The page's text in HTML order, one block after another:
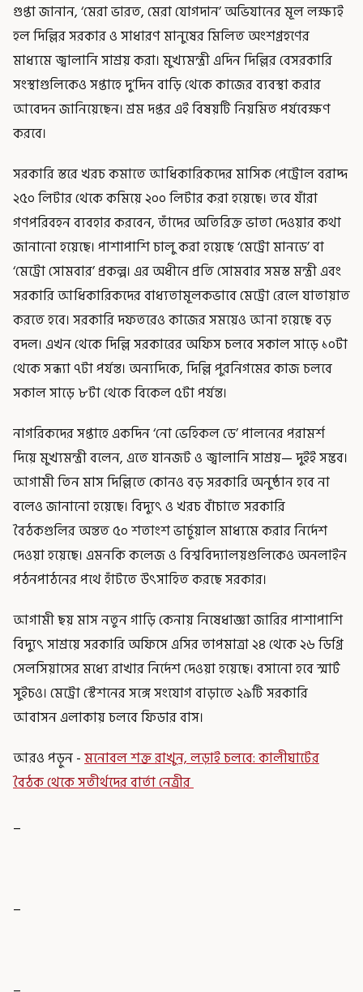
গুপ্তা জানান, ‘মেরা ভারত, মেরা যোগদান’ অভিযানের মূল লক্ষ্যই
হল দিল্লির সরকার ও সাধারণ মানুষের মিলিত অংশগ্রহণের
মাধ্যমে জ্বালানি সাশ্রয় করা। মুখ্যমন্ত্রী এদিন দিল্লির বেসরকারি
সংস্থাগুলিকেও সপ্তাহে দু’দিন বাড়ি থেকে কাজের ব্যবস্থা করার
আবেদন জানিয়েছেন। শ্রম দপ্তর এই বিষয়টি নিয়মিত পর্যবেক্ষণ
করবে।
সরকারি স্তরে খরচ কমাতে আধিকারিকদের মাসিক পেট্রোল বরাদ্দ
২৫০ লিটার থেকে কমিয়ে ২০০ লিটার করা হয়েছে। তবে যাঁরা
গণপরিবহন ব্যবহার করবেন, তাঁদের অতিরিক্ত ভাতা দেওয়ার কথা
জানানো হয়েছে। পাশাপাশি চালু করা হয়েছে ‘মেট্রো মানডে’ বা
‘মেট্রো সোমবার’ প্রকল্প। এর অধীনে প্রতি সোমবার সমস্ত মন্ত্রী এবং
সরকারি আধিকারিকদের বাধ্যতামূলকভাবে মেট্রো রেলে যাতায়াত
করতে হবে। সরকারি দফতরেও কাজের সময়েও আনা হয়েছে বড়
বদল। এখন থেকে দিল্লি সরকারের অফিস চলবে সকাল সাড়ে ১০টা
থেকে সন্ধ্যা ৭টা পর্যন্ত। অন্যদিকে, দিল্লি পুরনিগমের কাজ চলবে
সকাল সাড়ে ৮টা থেকে বিকেল ৫টা পর্যন্ত।
নাগরিকদের সপ্তাহে একদিন ‘নো ভেহিকল ডে’ পালনের পরামর্শ
দিয়ে মুখ্যমন্ত্রী বলেন, এতে যানজট ও জ্বালানি সাশ্রয়— দুইই সম্ভব।
আগামী তিন মাস দিল্লিতে কোনও বড় সরকারি অনুষ্ঠান হবে না
বলেও জানানো হয়েছে। বিদ্যুৎ ও খরচ বাঁচাতে সরকারি
বৈঠকগুলির অন্তত ৫০ শতাংশ ভার্চুয়াল মাধ্যমে করার নির্দেশ
দেওয়া হয়েছে। এমনকি কলেজ ও বিশ্ববিদ্যালয়গুলিকেও অনলাইন
পঠনপাঠনের পথে হাঁটতে উৎসাহিত করছে সরকার।
আগামী ছয় মাস নতুন গাড়ি কেনায় নিষেধাজ্ঞা জারির পাশাপাশি
বিদ্যুৎ সাশ্রয়ে সরকারি অফিসে এসির তাপমাত্রা ২৪ থেকে ২৬ ডিগ্রি
সেলসিয়াসের মধ্যে রাখার নির্দেশ দেওয়া হয়েছে। বসানো হবে স্মার্ট
সুইচও। মেট্রো স্টেশনের সঙ্গে সংযোগ বাড়াতে ২৯টি সরকারি
আবাসন এলাকায় চলবে ফিডার বাস।
আরও পড়ুন -মনোবল শক্ত রাখুন, লড়াই চলবে: কালীঘাটের
বৈঠক থেকে সতীর্থদের বার্তা নেত্রীর
_
_
_